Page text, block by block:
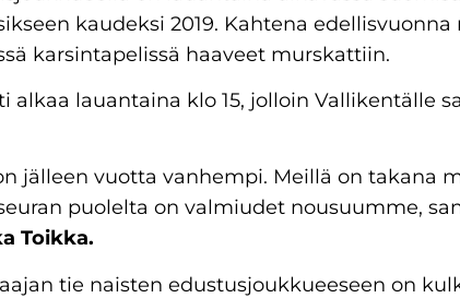
kaudeksi 2019. Kahtena edellisvuonna
karsintapelissä haaveet murskattiin.
alkaa lauantaina klo 15, jolloin Vallikentälle
jälleen vuotta vanhempi. Meillä on takana
puolelta on valmiudet nousuumme,
Toikka.
tie naisten edustusjoukkueeseen on